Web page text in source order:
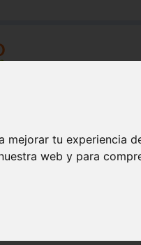
tu experiencia
web y para